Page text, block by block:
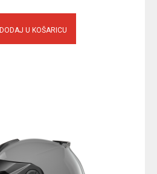
DODAJ U KOŠARICU